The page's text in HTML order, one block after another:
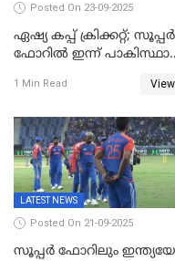
Posted On 23-09-2025
ഏഷ്യ കപ്പ് ക്രിക്കറ്റ്; സൂപ്പര്‍
ഫോറിൽ ഇന്ന്
1 Min Read View
LATEST NEWS
Posted On 21-09-2025
സൂപ്പർ ഫോറിലും